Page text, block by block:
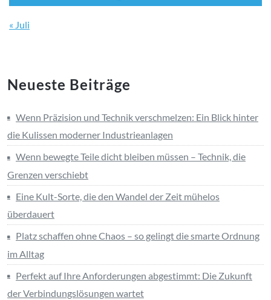
« Juli
Neueste Beiträge
Wenn Präzision und Technik verschmelzen: Ein Blick hinter
die Kulissen moderner Industrieanlagen
Wenn bewegte Teile dicht bleiben müssen – Technik, die
Grenzen verschiebt
Eine Kult-Sorte, die den Wandel der Zeit mühelos
überdauert
Platz schaffen ohne Chaos – so gelingt die smarte Ordnung
im Alltag
Perfekt auf Ihre Anforderungen abgestimmt: Die Zukunft
der Verbindungslösungen wartet